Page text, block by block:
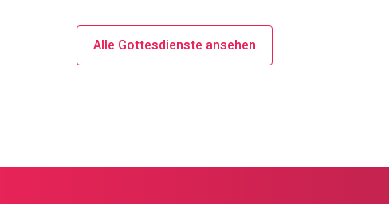
Alle Gottesdienste ansehen